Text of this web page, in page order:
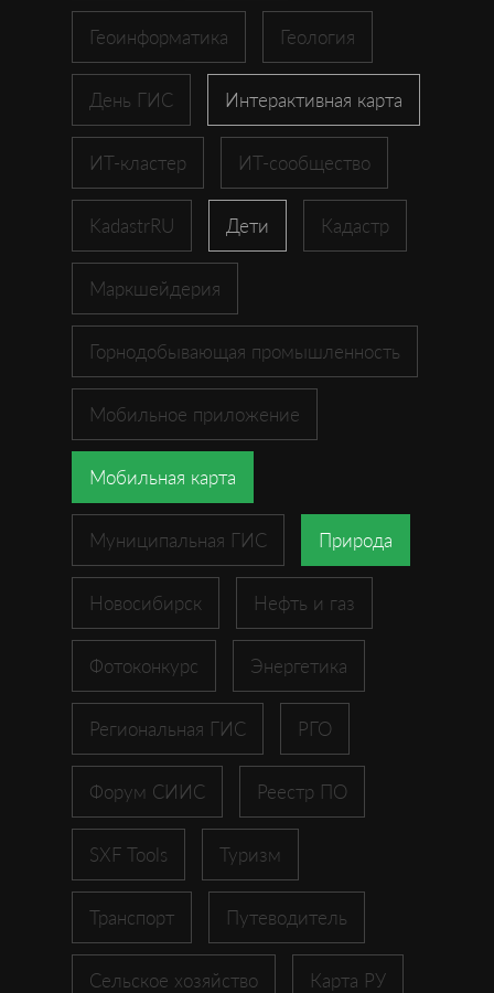
Геоинформатика Геология
День ГИС Интерактивная карта
ИТ-кластер ИТ-сообщество
KadastrRU Дети Кадастр
Маркшейдерия
Горнодобывающая промышленность
Мобильное приложение
Мобильная карта
Муниципальная ГИС Природа
Новосибирск Нефть и газ
Фотоконкурс Энергетика
Региональная ГИС РГО
Форум СИИС Реестр ПО
SXF Tools Туризм
Транспорт Путеводитель
Сельское хозяйство Карта РУ